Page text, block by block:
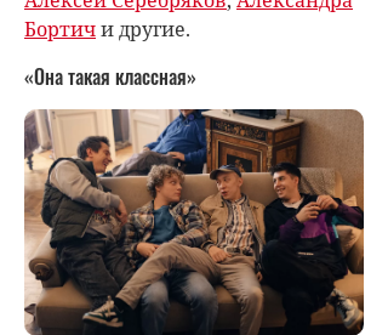
Бортичи другие.
«Она такая классная»